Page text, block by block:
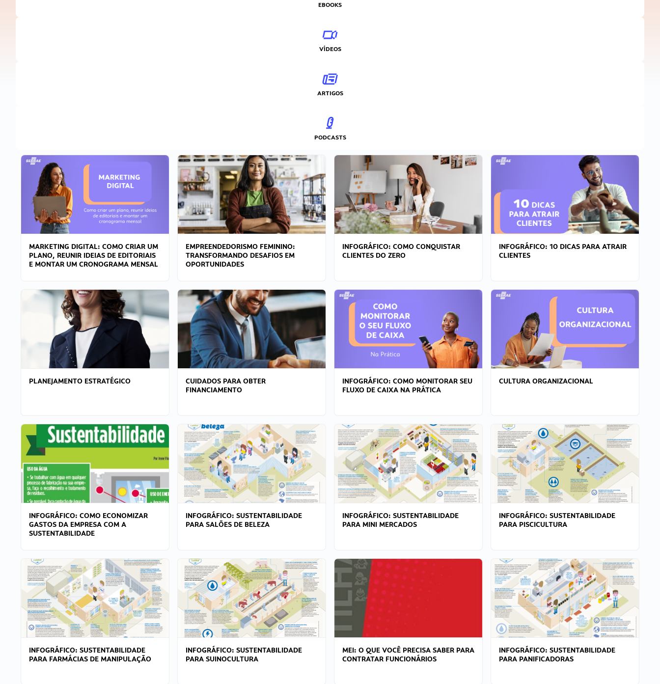
EBOOKS
VÍDEOS
ARTIGOS
PODCASTS
MARKETING DIGITAL: COMO CRIAR UM
PLANO, REUNIR IDEIAS DE EDITORIAIS
E MONTAR UM CRONOGRAMA MENSAL
EMPREENDEDORISMO FEMININO:
TRANSFORMANDO DESAFIOS EM
OPORTUNIDADES
INFOGRÁFICO: COMO CONQUISTAR
CLIENTES DO ZERO
INFOGRÁFICO: 10 DICAS PARA ATRAIR
CLIENTES
PLANEJAMENTO ESTRATÉGICO
CUIDADOS PARA OBTER
FINANCIAMENTO
INFOGRÁFICO: COMO MONITORAR SEU
FLUXO DE CAIXA NA PRÁTICA
CULTURA ORGANIZACIONAL
INFOGRÁFICO: COMO ECONOMIZAR
GASTOS DA EMPRESA COM A
SUSTENTABILIDADE
INFOGRÁFICO: SUSTENTABILIDADE
PARA SALÕES DE BELEZA
INFOGRÁFICO: SUSTENTABILIDADE
PARA MINI MERCADOS
INFOGRÁFICO: SUSTENTABILIDADE
PARA PISCICULTURA
INFOGRÁFICO: SUSTENTABILIDADE
PARA FARMÁCIAS DE MANIPULAÇÃO
INFOGRÁFICO: SUSTENTABILIDADE
PARA SUINOCULTURA
MEI: O QUE VOCÊ PRECISA SABER PARA
CONTRATAR FUNCIONÁRIOS
INFOGRÁFICO: SUSTENTABILIDADE
PARA PANIFICADORAS